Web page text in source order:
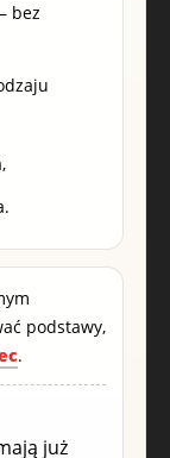
bez
podstawy,
.
już